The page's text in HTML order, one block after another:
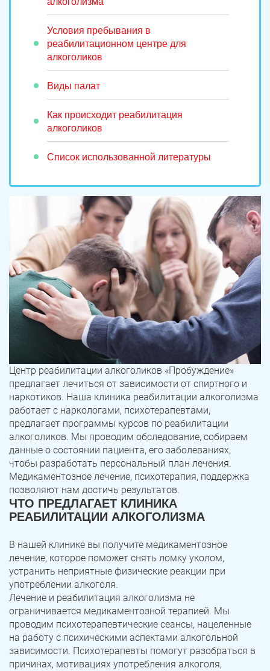
Условия пребывания в
реабилитационном центре для
алкоголиков
Виды палат
Как происходит реабилитация
алкоголиков
Список использованной литературы
Центр реабилитации алкоголиков «Пробуждение»
предлагает лечиться от зависимости от спиртного и
наркотиков. Наша клиника реабилитации алкоголизма
работает с наркологами, психотерапевтами,
предлагает программы курсов по реабилитации
алкоголиков. Мы проводим обследование, собираем
данные о состоянии пациента, его заболеваниях,
чтобы разработать персональный план лечения.
Медикаментозное лечение, психотерапия, поддержка
позволяют нам достичь результатов.
ЧТО ПРЕДЛАГАЕТ КЛИНИКА
РЕАБИЛИТАЦИИ АЛКОГОЛИЗМА
В нашей клинике вы получите медикаментозное
лечение, которое поможет снять ломку уколом,
устранить неприятные физические реакции при
употреблении алкоголя.
Лечение и реабилитация алкоголизма не
ограничивается медикаментозной терапией. Мы
проводим психотерапевтические сеансы, нацеленные
на работу с психическими аспектами алкогольной
зависимости. Психотерапевты помогут разобраться в
причинах, мотивациях употребления алкоголя,